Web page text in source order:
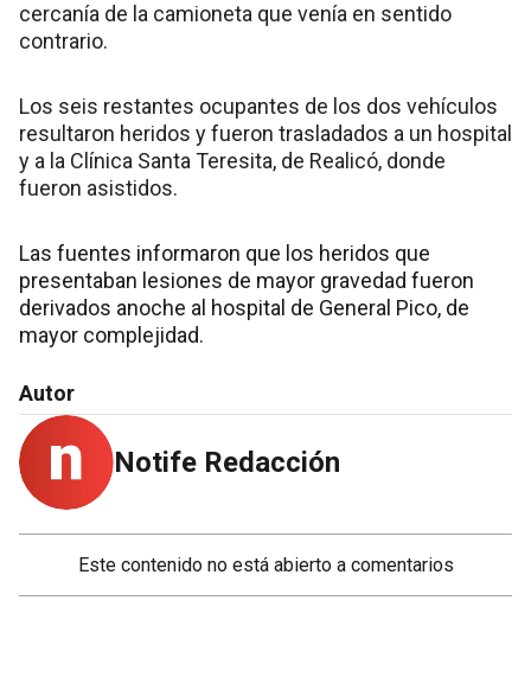
cercanía de la camioneta que venía en sentido
contrario.
Los seis restantes ocupantes de los dos vehículos
resultaron heridos y fueron trasladados a un hospital
y a la Clínica Santa Teresita, de Realicó, donde
fueron asistidos.
Las fuentes informaron que los heridos que
presentaban lesiones de mayor gravedad fueron
derivados anoche al hospital de General Pico, de
mayor complejidad.
Autor
Notife Redacción
Este contenido no está abierto a comentarios